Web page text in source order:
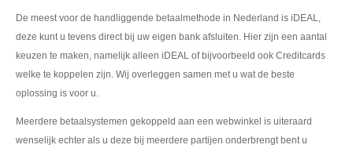
De meest voor de handliggende betaalmethode in Nederland is iDEAL,
deze kunt u tevens direct bij uw eigen bank afsluiten. Hier zijn een aantal
keuzen te maken, namelijk alleen iDEAL of bijvoorbeeld ook Creditcards
welke te koppelen zijn. Wij overleggen samen met u wat de beste
oplossing is voor u.
Meerdere betaalsystemen gekoppeld aan een webwinkel is uiteraard
wenselijk echter als u deze bij meerdere partijen onderbrengt bent u